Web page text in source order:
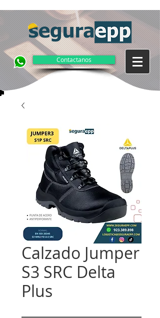
Contactanos
Calzado Jumper
S3 SRC Delta
Plus